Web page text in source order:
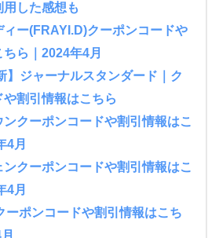
した感想も
ィー(FRAYI.D)クーポンコードや
ら｜2024年4月
】ジャーナルスタンダード｜ク
や割引情報はこちら
ンクーポンコードや割引情報はこ
4月
ンクーポンコードや割引情報はこ
4月
ーポンコードや割引情報はこち